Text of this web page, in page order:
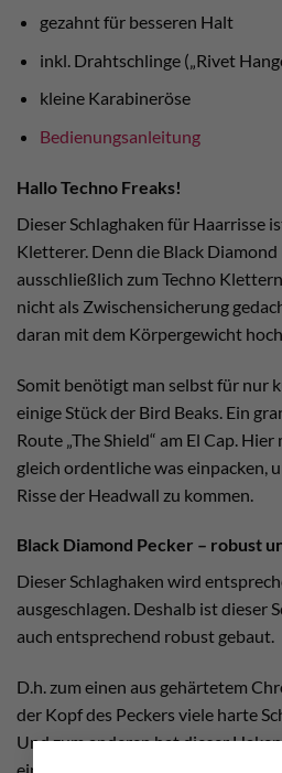
gezahnt für besseren Halt
inkl. Drahtschlinge („Rivet
kleine Karabineröse
Bedienungsanleitung
Hallo Techno Freaks!
Dieser Schlaghaken für Haarrisse
Kletterer. Denn die Black Diamond
ausschließlich zum Techno
nicht als Zwischensicherung
daran mit dem Körpergewicht
Somit benötigt man selbst für nur
einige Stück der Bird Beaks. Ein
Route „The Shield“ am El Cap.
gleich ordentliche was einpacken,
Risse der Headwall zu kommen.
Black Diamond Pecker – robust
Dieser Schlaghaken wird
ausgeschlagen. Deshalb ist dieser
auch entsprechend robust gebaut.
D.h. zum einen aus gehärtetem
der Kopf des Peckers viele harte
Und zum anderen hat dieser